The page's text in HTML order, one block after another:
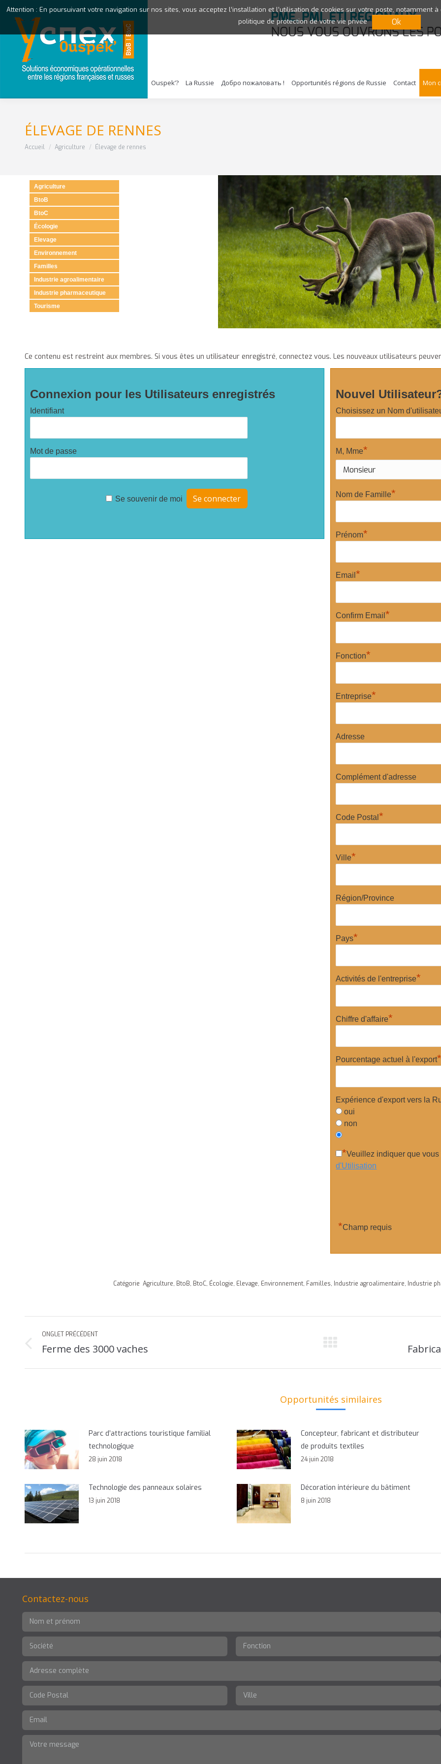
Ouspek’? La Russie Добро пожаловать ! Opportunités régions de Russie Contact Mon
ÉLEVAGE DE RENNES
Vous êtes ici :
Accueil Agriculture Élevage de rennes
Agriculture
BtoB
BtoC
Écologie
Elevage
Environnement
Familles
Industrie agroalimentaire
Industrie pharmaceutique
Tourisme
Ce contenu est restreint aux membres. Si vous êtes un utilisateur enregistré, connectez vous. Les nouveaux utilisateurs
Connexion pour les Utilisateurs enregistrés
Identifiant
Mot de passe
Se souvenir de moi
Nouvel
Choisissez un Nom
M, Mme*
Nom de Famille*
Prénom*
Email *
Confirm Email *
Fonction*
Entreprise*
Adresse
Complément d'adresse
Code Postal *
Ville*
Région/Province
Pays*
Activités de l'entreprise*
Chiffre d'affaire*
Pourcentage actuel à l'export*
Expérience d'export vers la
oui
non
*Veuillez indiquer que
d'Utilisation
*Champ requis
Catégorie Agriculture, BtoB, BtoC, Écologie, Elevage, Environnement, Familles, Industrie agroalimentaire, Industrie
Navigation
de
commentaire
ONGLET PRÉCÉDENT
Onglet
Ferme des 3000 vaches
Opportunités similaires
Parc d’attractions touristique familial
technologique
28 juin 2018
Concepteur, fabricant et distributeur
de produits textiles
24 juin 2018
Technologie des panneaux solaires
13 juin 2018
Décoration intérieure du bâtiment
8 juin 2018
Contactez-nous
Attention : En poursuivant votre navigation sur nos sites, vous acceptez l’installation et l’utilisation de cookies sur votre poste,
politique de protection de votre vie privée
Ok